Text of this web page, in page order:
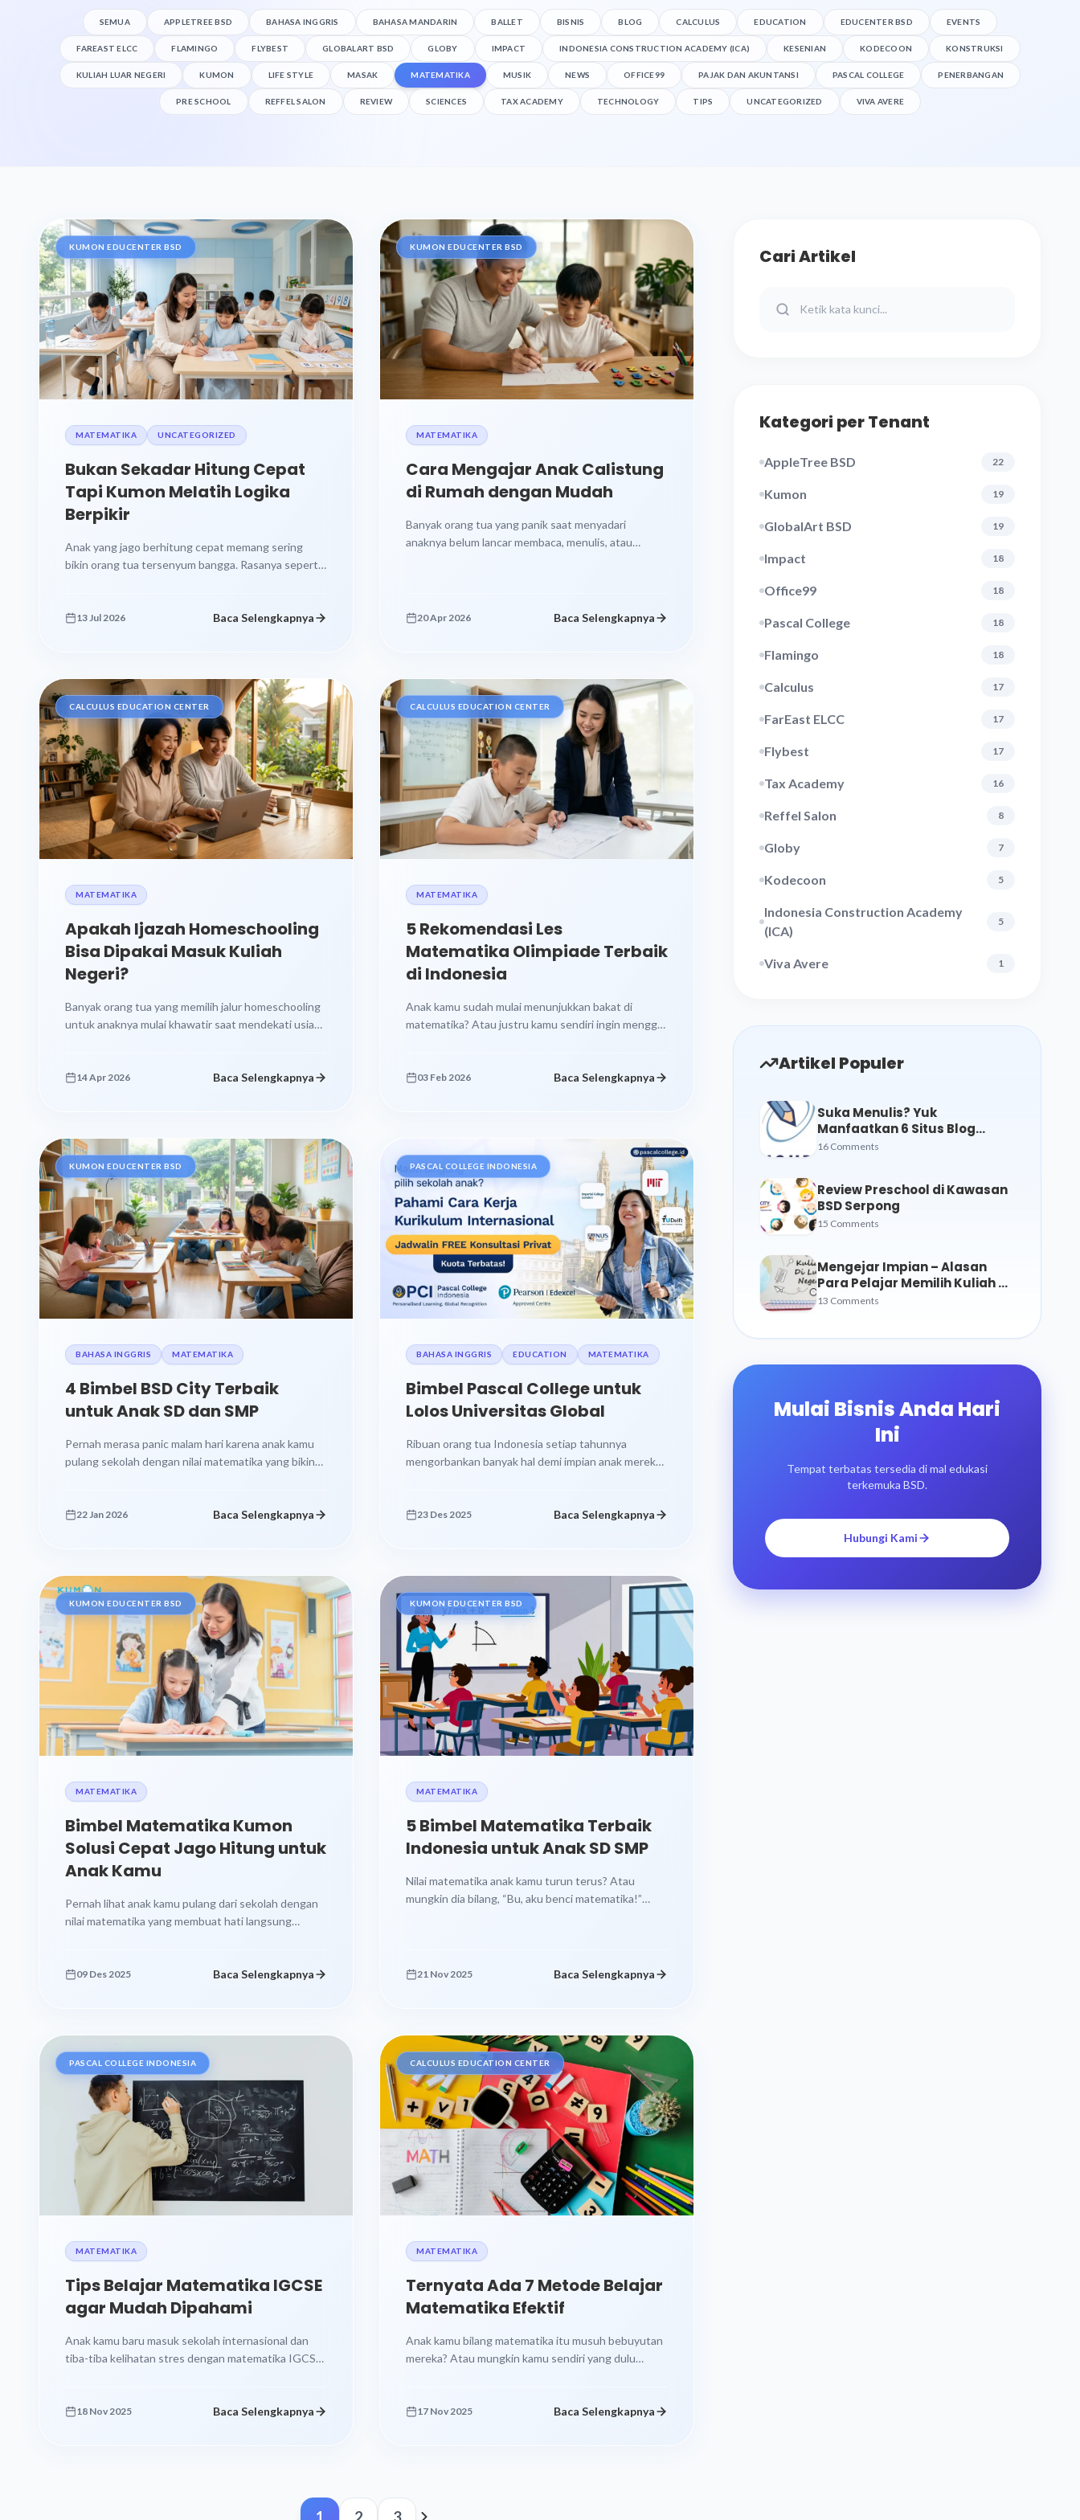
SEMUA APPLETREE BSD BAHASA INGGRIS BAHASA MANDARIN BALLET BISNIS BLOG CALCULUS EDUCATION EDUCENTER BSD EVENTS
FAREAST ELCC FLAMINGO FLYBEST GLOBALART BSD GLOBY IMPACT INDONESIA CONSTRUCTION ACADEMY (ICA) KESENIAN KODECOON KONSTRUKSI
KULIAH LUAR NEGERI KUMON LIFE STYLE MASAK MATEMATIKA MUSIK NEWS OFFICE99 PAJAK DAN AKUNTANSI PASCAL COLLEGE PENERBANGAN
PRE SCHOOL REFFEL SALON REVIEW SCIENCES TAX ACADEMY TECHNOLOGY TIPS UNCATEGORIZED VIVA AVERE
KUMON EDUCENTER BSD
MATEMATIKA UNCATEGORIZED
Bukan Sekadar Hitung Cepat
Tapi Kumon Melatih Logika
Berpikir
Anak yang jago berhitung cepat memang sering
bikin orang tua tersenyum bangga. Rasanya seperti
13 Jul 2026 Baca Selengkapnya
KUMON EDUCENTER BSD
MATEMATIKA
Cara Mengajar Anak Calistung
di Rumah dengan Mudah
Banyak orang tua yang panik saat menyadari
anaknya belum lancar membaca, menulis, atau
20 Apr 2026 Baca Selengkapnya
CALCULUS EDUCATION CENTER
MATEMATIKA
Apakah Ijazah Homeschooling
Bisa Dipakai Masuk Kuliah
Negeri?
Banyak orang tua yang memilih jalur homeschooling
untuk anaknya mulai khawatir saat mendekati usia
14 Apr 2026 Baca Selengkapnya
CALCULUS EDUCATION CENTER
MATEMATIKA
5 Rekomendasi Les
Matematika Olimpiade Terbaik
di Indonesia
Anak kamu sudah mulai menunjukkan bakat di
matematika? Atau justru kamu sendiri ingin menggali
03 Feb 2026 Baca Selengkapnya
KUMON EDUCENTER BSD
BAHASA INGGRIS MATEMATIKA
4 Bimbel BSD City Terbaik
untuk Anak SD dan SMP
Pernah merasa panic malam hari karena anak kamu
pulang sekolah dengan nilai matematika yang bikin
22 Jan 2026 Baca Selengkapnya
PASCAL COLLEGE INDONESIA
BAHASA INGGRIS EDUCATION MATEMATIKA
Bimbel Pascal College untuk
Lolos Universitas Global
Ribuan orang tua Indonesia setiap tahunnya
mengorbankan banyak hal demi impian anak mereka
23 Des 2025 Baca Selengkapnya
KUMON EDUCENTER BSD
MATEMATIKA
Bimbel Matematika Kumon
Solusi Cepat Jago Hitung untuk
Anak Kamu
Pernah lihat anak kamu pulang dari sekolah dengan
nilai matematika yang membuat hati langsung
09 Des 2025 Baca Selengkapnya
KUMON EDUCENTER BSD
MATEMATIKA
5 Bimbel Matematika Terbaik
Indonesia untuk Anak SD SMP
Nilai matematika anak kamu turun terus? Atau
mungkin dia bilang, “Bu, aku benci matematika!”
21 Nov 2025 Baca Selengkapnya
PASCAL COLLEGE INDONESIA
MATEMATIKA
Tips Belajar Matematika IGCSE
agar Mudah Dipahami
Anak kamu baru masuk sekolah internasional dan
tiba-tiba kelihatan stres dengan matematika IGCSE?
18 Nov 2025 Baca Selengkapnya
CALCULUS EDUCATION CENTER
MATEMATIKA
Ternyata Ada 7 Metode Belajar
Matematika Efektif
Anak kamu bilang matematika itu musuh bebuyutan
mereka? Atau mungkin kamu sendiri yang dulu
17 Nov 2025 Baca Selengkapnya
Cari Artikel
Kategori per Tenant
AppleTree BSD 22
Kumon 19
GlobalArt BSD 19
Impact 18
Office99 18
Pascal College 18
Flamingo 18
Calculus 17
FarEast ELCC 17
Flybest 17
Tax Academy 16
Reffel Salon 8
Globy 7
Kodecoon 5
Indonesia Construction Academy
(ICA)
5
Viva Avere 1
Artikel Populer
Suka Menulis? Yuk
Manfaatkan 6 Situs Blog
Gratis Ini
16 Comments
Review Preschool di Kawasan
BSD Serpong
15 Comments
Mengejar Impian – Alasan
Para Pelajar Memilih Kuliah di
Luar Negeri
13 Comments
Mulai Bisnis Anda Hari
Ini
Tempat terbatas tersedia di mal edukasi
terkemuka BSD.
Hubungi Kami